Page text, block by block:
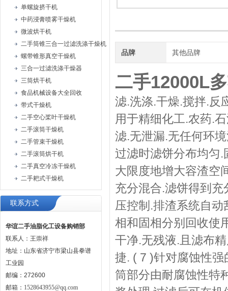
单螺旋挤干机
中药浸膏喷雾干燥机
微波烘干机
二手筒锥三合一过滤洗涤干燥机
螺带锥形真空干燥机
三合一过滤洗涤干燥器
三筒烘干机
食品机械设备大全回收
带式干燥机
二手空心桨叶干燥机
二手滚筒干燥机
二手管束干燥机
二手滚筒烘干机
二手真空冷冻干燥机
二手耙式干燥机
联系方式
华谊二手油脂化工设备购销部
联系人：王崇祥
地址：山东省济宁市梁山县拳谱
工业园
邮编：272600
邮箱： 1528643955@qq.com
品牌 其他品牌
二手12000L
滤.洗涤.干燥.搅拌.反
用于精细化工.农药.
滤.无泄漏.无任何环
过滤时滤饼分布均匀
大限度地增大容渣空
充分混合.滤饼得到
压控制.排渣系统自
相和固相分别回收使
干净.无残液.且滤布
捷. ( 7 )针对腐蚀性
筒部分由耐腐蚀性特